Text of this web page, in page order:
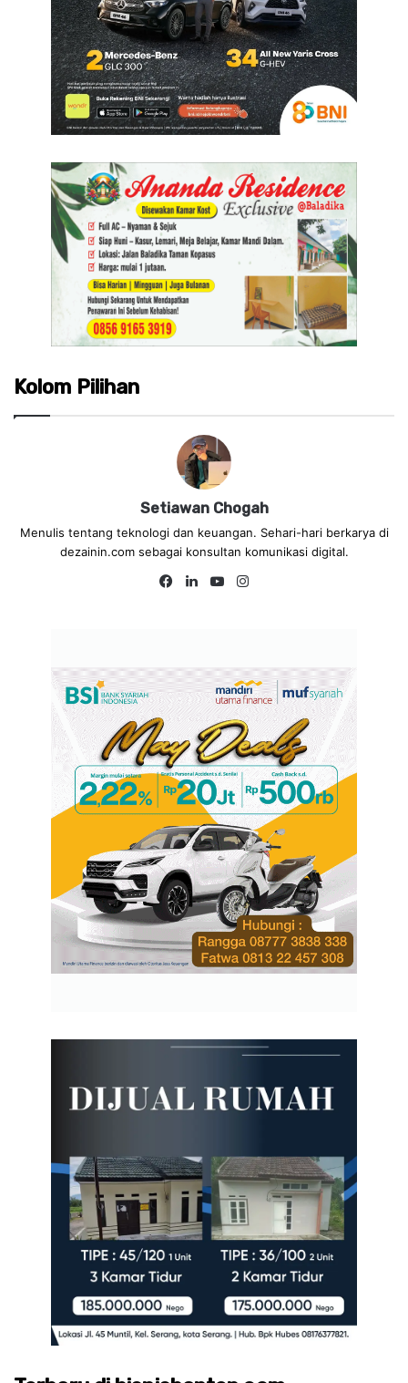
Kolom Pilihan
Setiawan Chogah
Menulis tentang teknologi dan keuangan. Sehari-hari berkarya di
dezainin.com sebagai konsultan komunikasi digital.
Fa
Lin
Yo